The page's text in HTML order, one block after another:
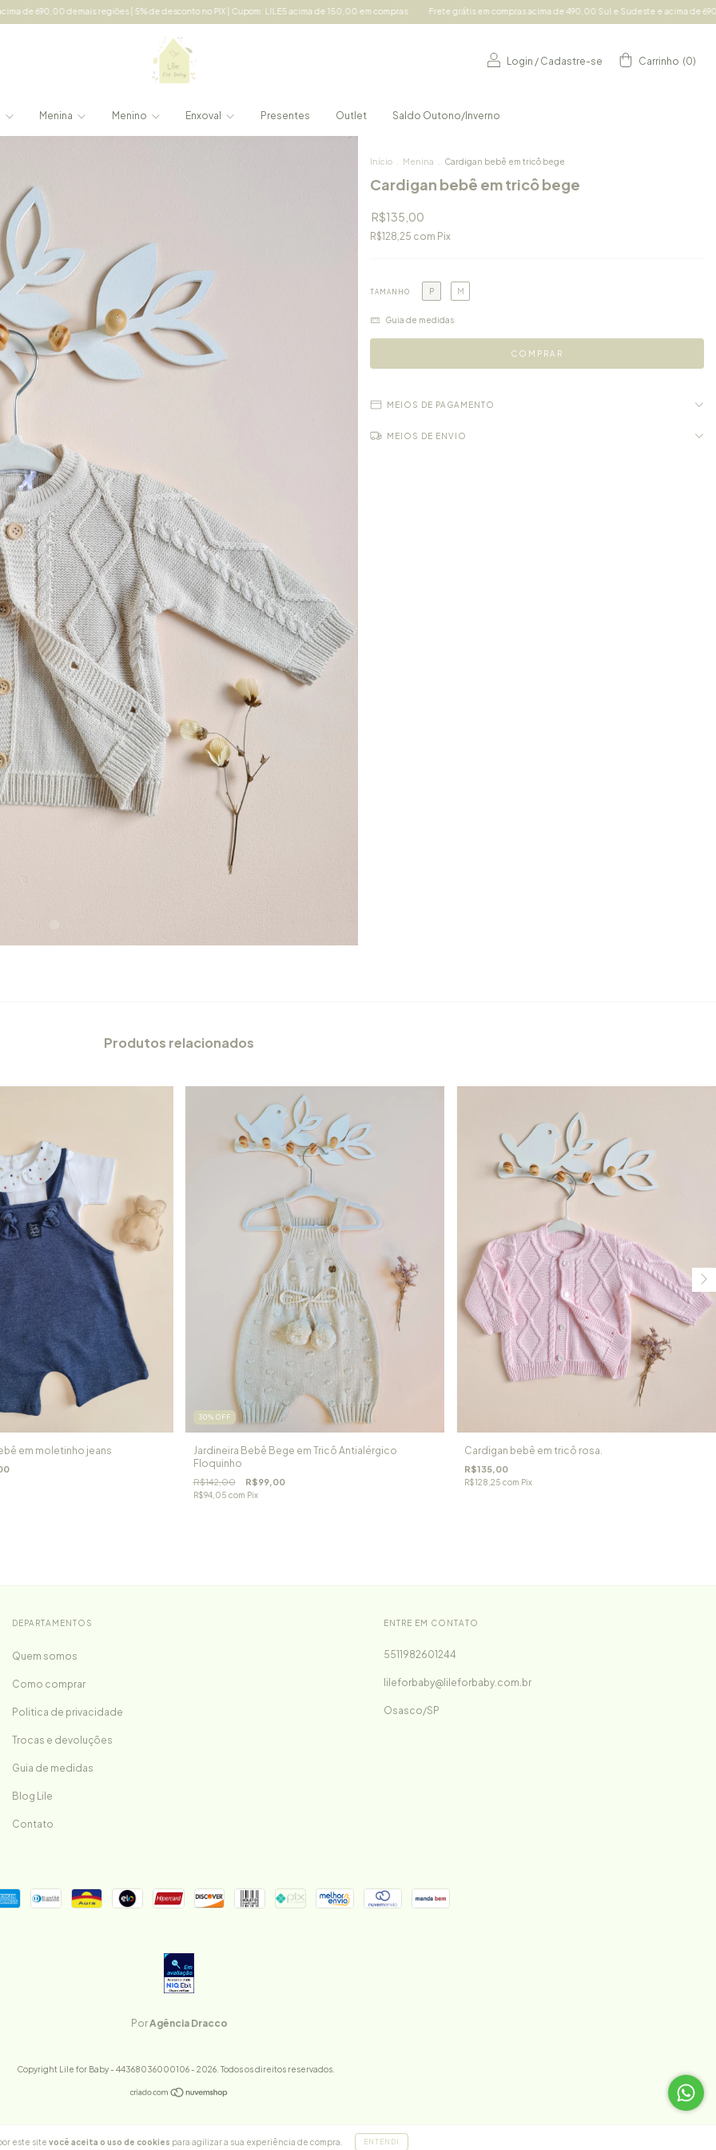
regiões | 5% de desconto no PIX | Cupom: LILE5 acima de 150,00 em compras Frete grátis em compras acima de 490,00 Sul e Sudeste e acima de 690,00 demais
Login / Cadastre-se Carrinho (0)
Menina Menino Enxoval Presentes Outlet Saldo Outono/Inverno
este site você aceita o uso de cookies para agilizar a sua experiência de compra. ENTENDI
Início Menina Cardigan bebê em tricô bege
Cardigan bebê em tricô bege
R$135,00
R$128,25 com Pix
TAMANHO P M
Guia de medidas
MEIOS DE PAGAMENTO
MEIOS DE ENVIO
Produtos relacionados
em moletinho jeans
30% OFF
Jardineira Bebê Bege em Tricô Antialérgico
Floquinho
R$142,00 R$99,00
R$94,05 com Pix
Cardigan bebê em tricô rosa.
R$135,00
R$128,25com Pix
DEPARTAMENTOS
Quem somos
Como comprar
Politica de privacidade
Trocas e devoluções
Guia de medidas
Blog Lile
Contato
ENTRE EM CONTATO
5511982601244
lileforbaby@lileforbaby.com.br
Osasco/SP
PorAgência Dracco
Copyright Lile for Baby - 44368036000106 - 2026. Todos os direitos reservados.